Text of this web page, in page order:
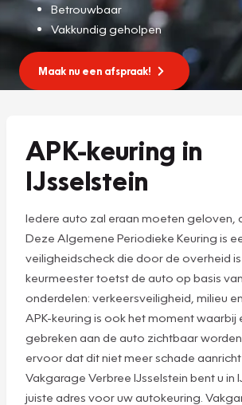
Betrouwbaar
Vakkundig geholpen
Maak nu een afspraak!
APK-keuring in
IJsselstein
Iedere auto zal eraan moeten geloven,
Deze Algemene Periodieke Keuring is
veiligheidscheck die door de overheid
keurmeester toetst de auto op basis
onderdelen: verkeersveiligheid, milieu
APK-keuring is ook het moment waarbij
gebreken aan de auto zichtbaar
ervoor dat dit niet meer schade aanricht
Vakgarage Verbree IJsselstein bent u in
juiste adres voor uw autokeuring.